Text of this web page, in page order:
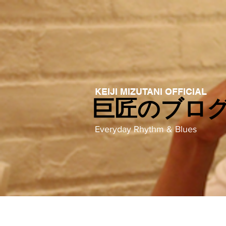
巨匠のブロ
KEIJI MIZUTANI OFFICIAL
Everyday Rhythm & Blues